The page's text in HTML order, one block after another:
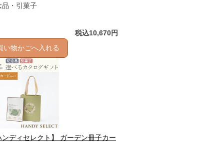
品・引菓子
税込10,670円
い物かごへ入れる
ンディセレクト】 ガーデン冊子カー